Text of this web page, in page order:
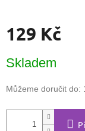
129 Kč
cena:
Skladem
Můžeme doručit do: